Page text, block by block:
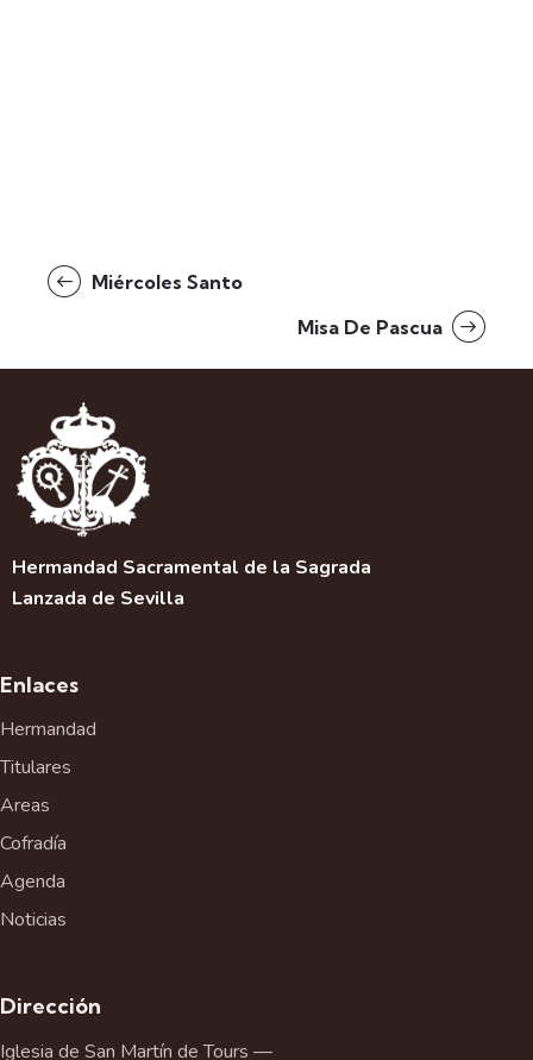
Miércoles Santo
Misa De Pascua
Hermandad Sacramental de la Sagrada
Lanzada de Sevilla
Enlaces
Hermandad
Titulares
Areas
Cofradía
Agenda
Noticias
Dirección
Iglesia de San Martín de Tours —